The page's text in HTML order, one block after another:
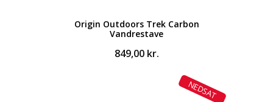
Origin Outdoors Trek Carbon
Vandrestave
849,00 kr.
NEDSAT